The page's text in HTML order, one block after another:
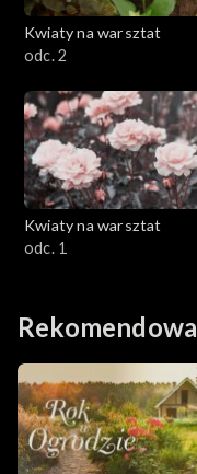
Kwiaty na warsztat
odc. 2
Kwiaty na warsztat
odc. 1